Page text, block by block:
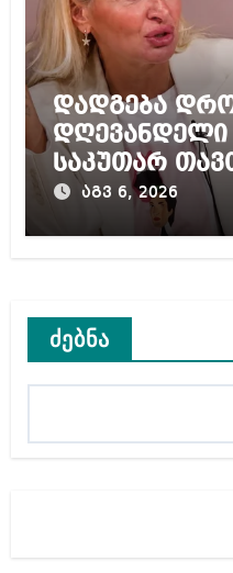
დადგება
დღევანდელი
საკუთარ
შეგარცხვენთ
ნანუკა
აგვ 6, 2026
ძებნა